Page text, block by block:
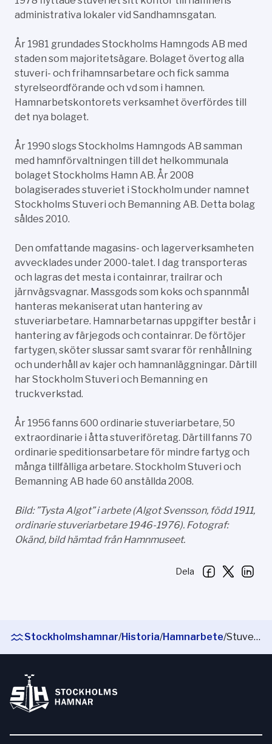
administrativa lokaler vid Sandhamnsgatan.
År 1981 grundades Stockholms Hamngods AB med
staden som majoritetsägare. Bolaget övertog alla
stuveri- och frihamnsarbetare och fick samma
styrelseordförande och vd som i hamnen.
Hamnarbetskontorets verksamhet överfördes till
det nya bolaget.
År 1990 slogs Stockholms Hamngods AB samman
med hamnförvaltningen till det helkommunala
bolaget Stockholms Hamn AB. År 2008
bolagiserades stuveriet i Stockholm under namnet
Stockholms Stuveri och Bemanning AB. Detta bolag
såldes 2010.
Den omfattande magasins- och lagerverksamheten
avvecklades under 2000-talet. I dag transporteras
och lagras det mesta i containrar, trailrar och
järnvägsvagnar. Massgods som koks och spannmål
hanteras mekaniserat utan hantering av
stuveriarbetare. Hamnarbetarnas uppgifter består i
hantering av färjegods och containrar. De förtöjer
fartygen, sköter slussar samt svarar för renhållning
och underhåll av kajer och hamnanläggningar. Därtill
har Stockholm Stuveri och Bemanning en
truckverkstad.
År 1956 fanns 600 ordinarie stuveriarbetare, 50
extraordinarie i åtta stuveriföretag. Därtill fanns 70
ordinarie speditionsarbetare för mindre fartyg och
många tillfälliga arbetare. Stockholm Stuveri och
Bemanning AB hade 60 anställda 2008.
Bild: ”Tysta Algot” i arbete (Algot Svensson, född 1911,
ordinarie stuveriarbetare 1946-1976). Fotograf:
Okänd, bild hämtad från Hamnmuseet.
Dela
Stockholmshamnar/Historia/Hamnarbete/ Stuveribolagen